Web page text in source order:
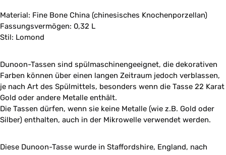
Material: Fine Bone China (chinesisches Knochenporzellan)
Fassungsvermögen: 0,32 L
Stil: Lomond
Dunoon-Tassen sind spülmaschinengeeignet, die dekorativen
Farben können über einen langen Zeitraum jedoch verblassen,
je nach Art des Spülmittels, besonders wenn die Tasse 22 Karat
Gold oder andere Metalle enthält.
Die Tassen dürfen, wenn sie keine Metalle (wie z.B. Gold oder
Silber) enthalten, auch in der Mikrowelle verwendet werden.
Diese Dunoon-Tasse wurde in Staffordshire, England, nach